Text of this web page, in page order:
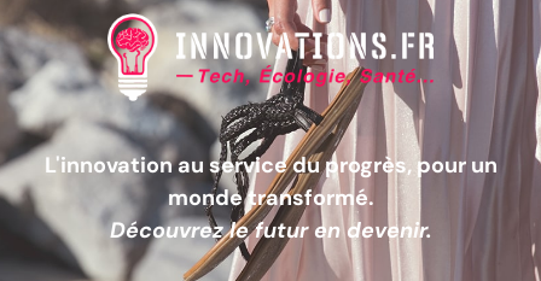
L'innovation au service du progrès, pour un
monde transformé.
Découvrez le futur en devenir.